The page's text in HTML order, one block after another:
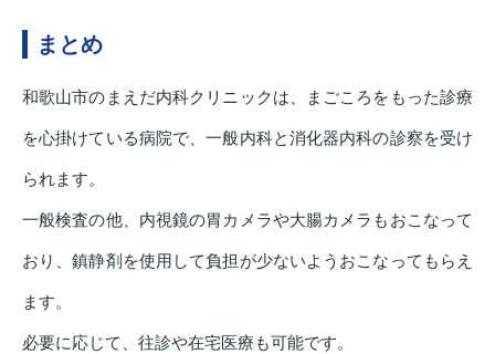
まとめ
和歌山市のまえだ内科クリニックは、まごころをもった診療
を心掛けている病院で、一般内科と消化器内科の診察を受け
られます。
一般検査の他、内視鏡の胃カメラや大腸カメラもおこなって
おり、鎮静剤を使用して負担が少ないようおこなってもらえ
ます。
必要に応じて、往診や在宅医療も可能です。